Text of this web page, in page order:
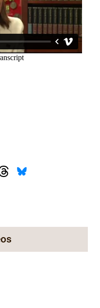
- 18/03/2012
do poder - 25/03/2012